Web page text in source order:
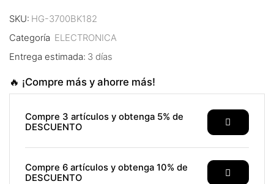
panel
panel
panel
panel
satın al
SKU: HG-3700BK182
Categoría ELECTRONICA
Entrega estimada: 3 días
🔥 ¡Compre más y ahorre más!
Compre 3 artículos y obtenga 5% de
DESCUENTO
Compre 6 artículos y obtenga 10% de
DESCUENTO